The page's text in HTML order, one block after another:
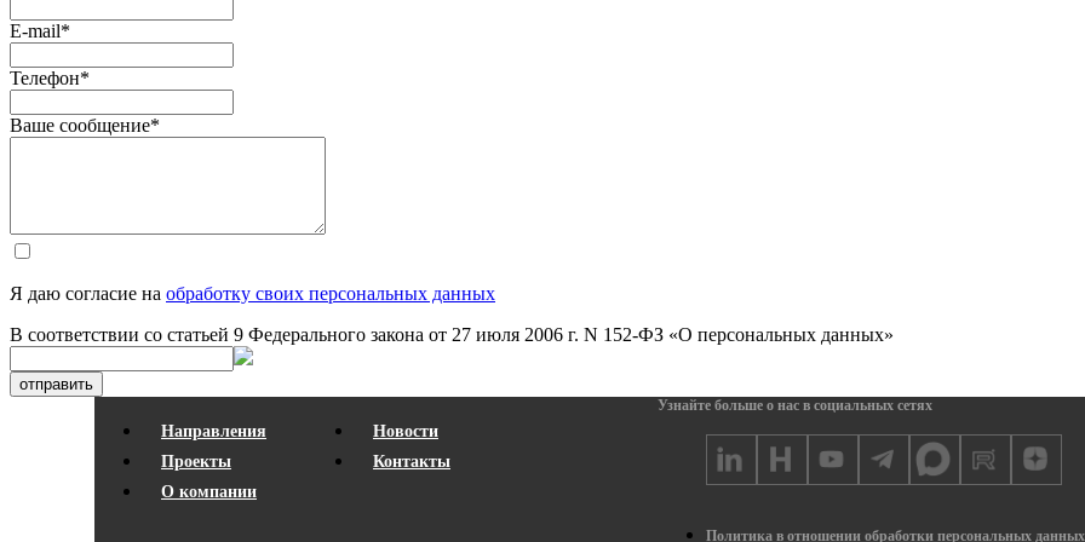
E-mail*
Телефон*
Ваше сообщение*
Я даю согласие на обработку своих персональных данных
В соответствии со статьей 9 Федерального закона от 27 июля 2006 г. N 152-ФЗ «О персональных данных»
отправить
Направления
Проекты
О компании
Новости
Контакты
Узнайте больше о нас в социальных сетях
Политика в отношении обработки персональных данных